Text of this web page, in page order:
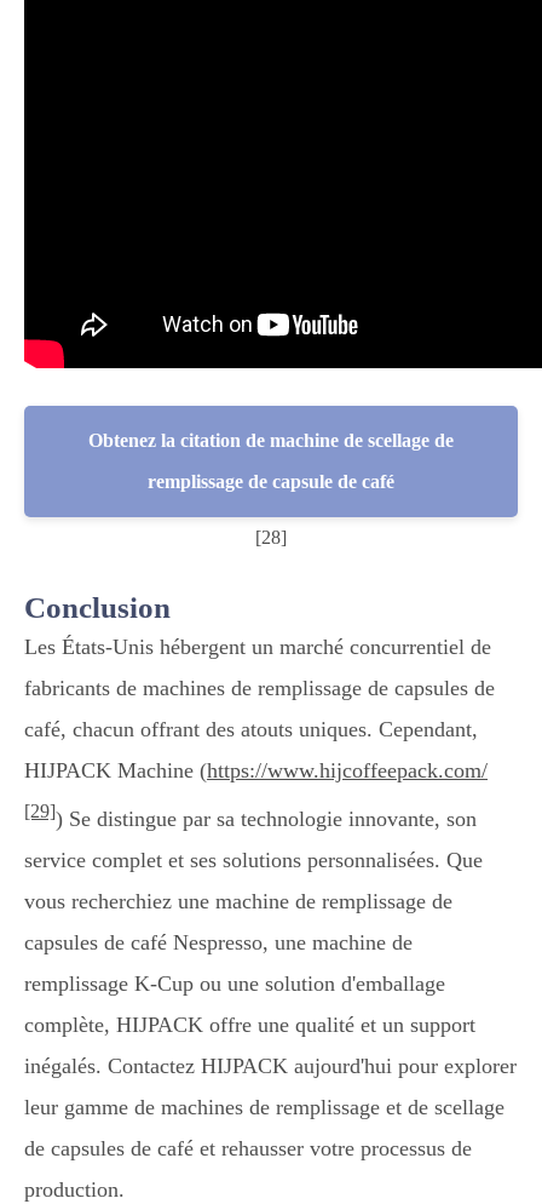
Obtenez la citation de machine de scellage de
remplissage de capsule de café
[28]
Conclusion
Les États-Unis hébergent un marché concurrentiel de
fabricants de machines de remplissage de capsules de
café, chacun offrant des atouts uniques. Cependant,
HIJPACK Machine (https://www.hijcoffeepack.com/
[29]) Se distingue par sa technologie innovante, son
service complet et ses solutions personnalisées. Que
vous recherchiez une machine de remplissage de
capsules de café Nespresso, une machine de
remplissage K-Cup ou une solution d'emballage
complète, HIJPACK offre une qualité et un support
inégalés. Contactez HIJPACK aujourd'hui pour explorer
leur gamme de machines de remplissage et de scellage
de capsules de café et rehausser votre processus de
production.